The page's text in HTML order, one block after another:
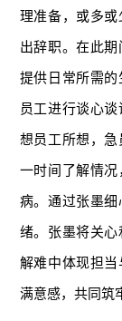
理准备，或多
出辞职。在此
提供日常所需
员工进行谈心谈
想员工所想，
一时间了解情
病。通过张墨
绪。张墨将关
解难中体现担
满意感，共同筑